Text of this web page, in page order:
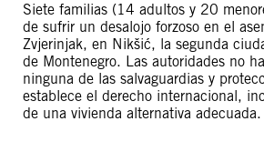
Siete familias (14 adultos y 20
de sufrir un desalojo forzoso en el
Zvjerinjak, en Nikšić, la segunda
de Montenegro. Las autoridades no
ninguna de las salvaguardias y
establece el derecho internacional,
de una vivienda alternativa adecuada.